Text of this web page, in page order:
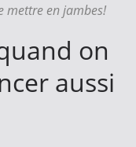
mettre en jambes!
on
aussi